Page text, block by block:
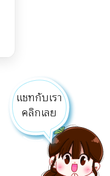
แชทกับเรา
คลิ๊กเลย